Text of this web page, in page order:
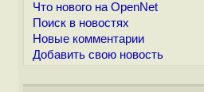
Что нового на OpenNet
Поиск в новостях
Новые комментарии
Добавить свою новость